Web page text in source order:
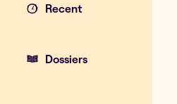
Recent
Dossiers